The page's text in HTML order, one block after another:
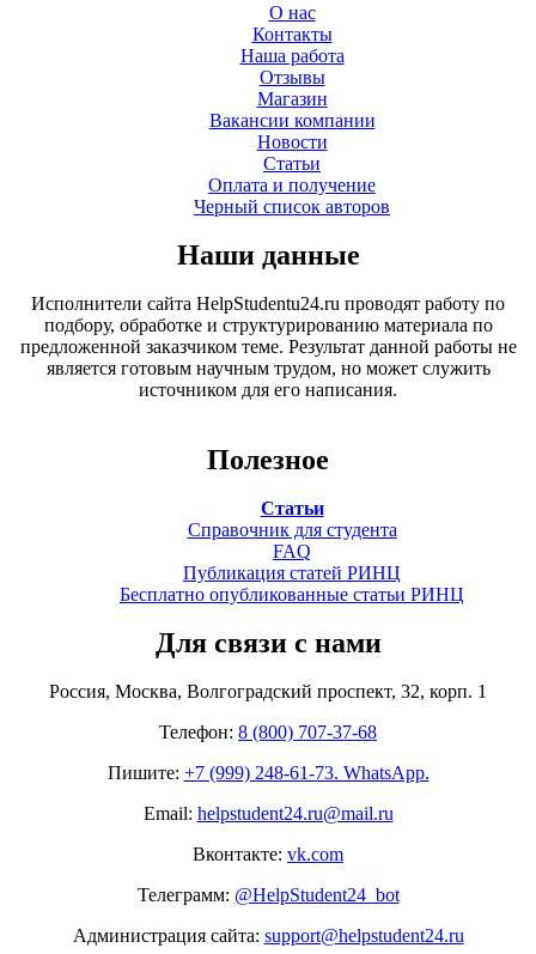
О нас
Контакты
Наша работа
Отзывы
Магазин
Вакансии компании
Новости
Статьи
Оплата и получение
Черный список авторов
Наши данные
Исполнители сайта HelpStudentu24.ru проводят работу по
подбору, обработке и структурированию материала по
предложенной заказчиком теме. Результат данной работы не
является готовым научным трудом, но может служить
источником для его написания.
Полезное
Статьи
Справочник для студента
FAQ
Публикация статей РИНЦ
Бесплатно опубликованные статьи РИНЦ
Для связи с нами
Россия, Москва, Волгоградский проспект, 32, корп. 1
Телефон: 8 (800) 707-37-68
Пишите: +7 (999) 248-61-73. WhatsApp.
Email: helpstudent24.ru@mail.ru
Вконтакте: vk.com
Телеграмм: @HelpStudent24_bot
Администрация сайта: support@helpstudent24.ru